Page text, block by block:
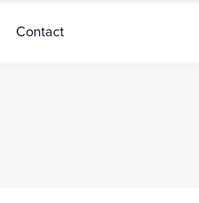
Contact